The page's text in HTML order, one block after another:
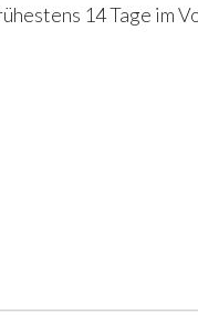
14 Tage im